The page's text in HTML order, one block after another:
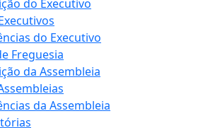
do Executivo
do Executivo
Freguesia
da Assembleia
da Assembleia